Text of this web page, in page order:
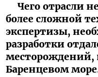
Чего отрасли
более сложной
экспертизы,
разработки
месторождений,
Баренцевом